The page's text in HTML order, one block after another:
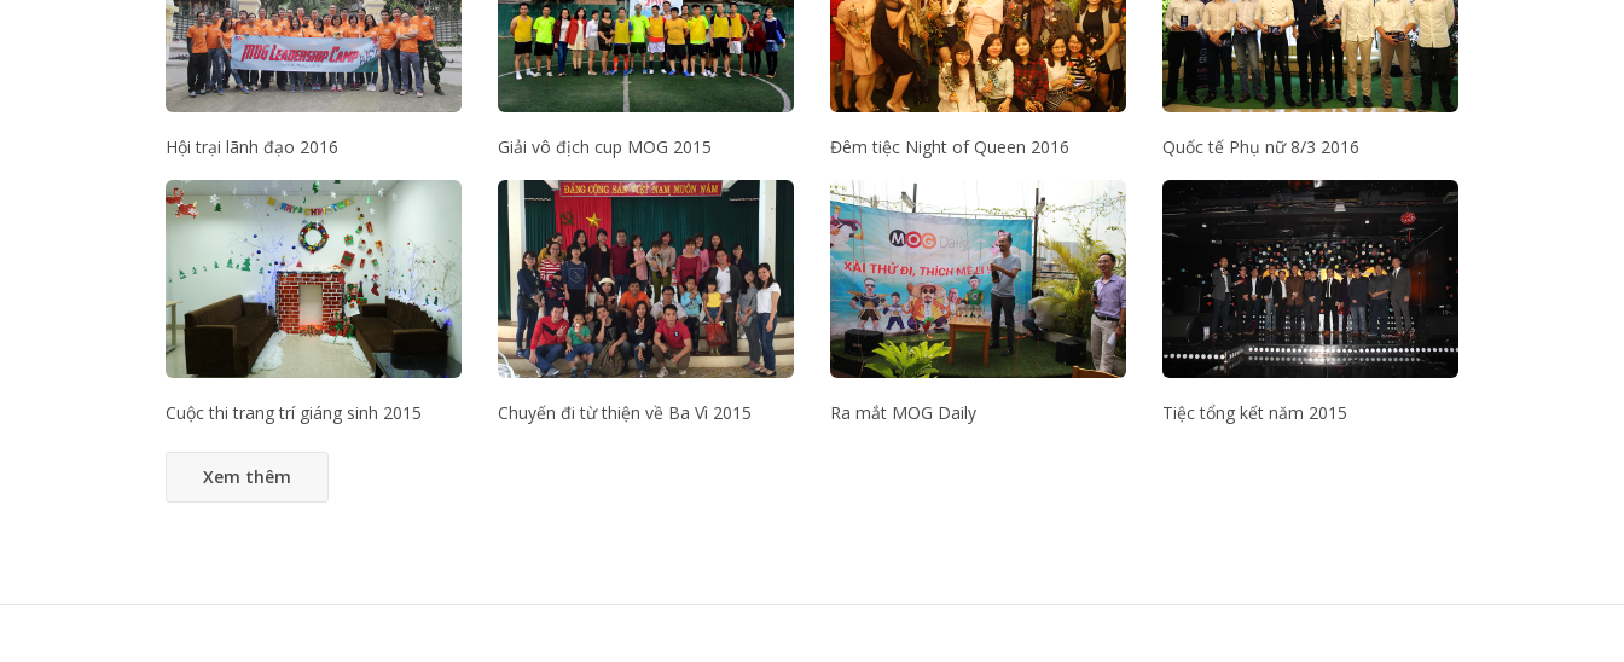
Hội trại lãnh đạo 2016 Giải vô địch cup MOG 2015 Đêm tiệc Night of Queen 2016 Quốc tế Phụ nữ 8/3 2016
Cuộc thi trang trí giáng sinh 2015 Chuyến đi từ thiện về Ba Vì 2015 Ra mắt MOG Daily Tiệc tổng kết năm 2015
Xem thêm